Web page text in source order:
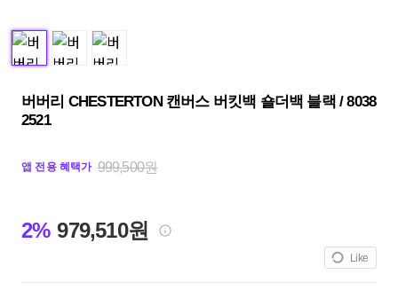
버버리 CHESTERTON 캔버스 버킷백 숄더백 블랙 / 8038
2521
앱 전용 혜택가 999,500원
2% 979,510원
Like